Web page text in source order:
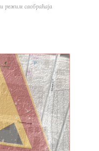
режим саобраћаја